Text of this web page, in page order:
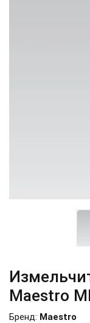
Maestro
Бренд: Maestro